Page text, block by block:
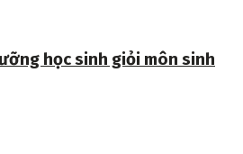
học sinh giỏi môn sinh